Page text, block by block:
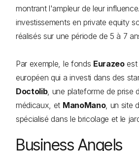
montrant l'ampleur de leur
investissements en private equity
réalisés sur une période de 5 à 7
Par exemple, le fonds Eurazeoest
européen qui a investi dans des
Doctolib, une plateforme de prise
médicaux, et ManoMano, un site
spécialisé dans le bricolage et le
Business Angels